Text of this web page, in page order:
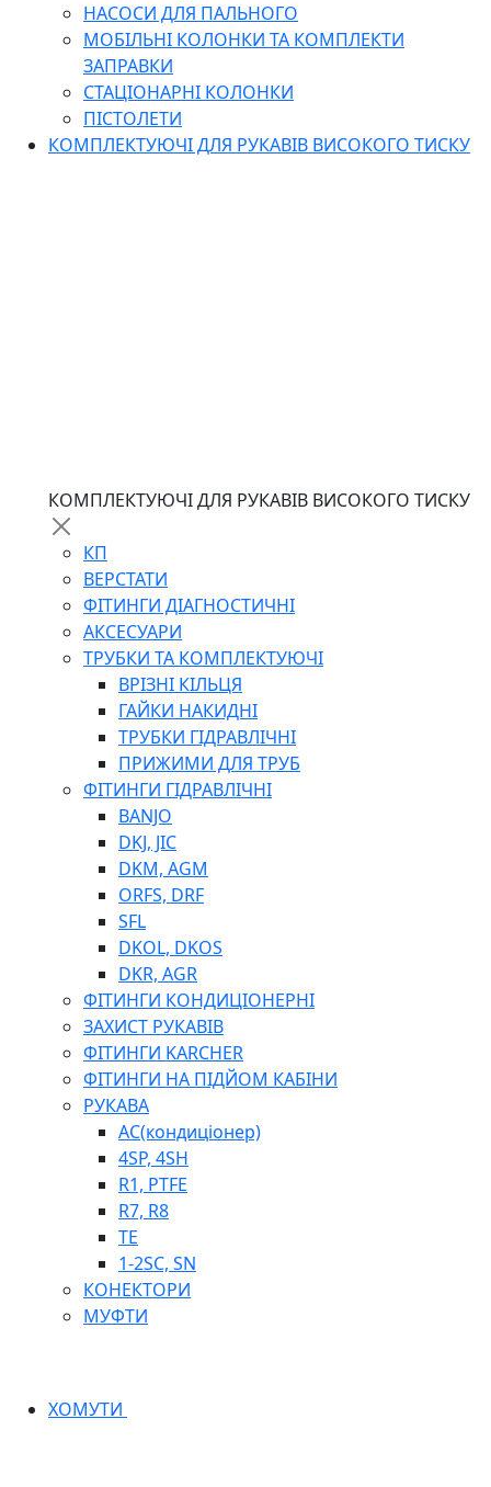
НАСОСИ ДЛЯ ПАЛЬНОГО
МОБІЛЬНІ КОЛОНКИ ТА КОМПЛЕКТИ
ЗАПРАВКИ
СТАЦІОНАРНІ КОЛОНКИ
ПІСТОЛЕТИ
КОМПЛЕКТУЮЧІ ДЛЯ РУКАВІВ ВИСОКОГО ТИСКУ
КОМПЛЕКТУЮЧІ ДЛЯ РУКАВІВ ВИСОКОГО ТИСКУ
КП
ВЕРСТАТИ
ФІТИНГИ ДІАГНОСТИЧНІ
АКСЕСУАРИ
ТРУБКИ ТА КОМПЛЕКТУЮЧІ
ВРІЗНІ КІЛЬЦЯ
ГАЙКИ НАКИДНІ
ТРУБКИ ГІДРАВЛІЧНІ
ПРИЖИМИ ДЛЯ ТРУБ
ФІТИНГИ ГІДРАВЛІЧНІ
BANJO
DKJ, JIC
DKM, AGM
ORFS, DRF
SFL
DKOL, DKOS
DKR, AGR
ФІТИНГИ КОНДИЦІОНЕРНІ
ЗАХИСТ РУКАВІВ
ФІТИНГИ KARCHER
ФІТИНГИ НА ПІДЙОМ КАБІНИ
РУКАВА
AC(кондиціонер)
4SP, 4SH
R1, PTFE
R7, R8
TE
1-2SC, SN
КОНЕКТОРИ
МУФТИ
ХОМУТИ